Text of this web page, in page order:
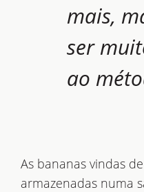
mais,
ser
ao
As bananas vindas
armazenadas numa